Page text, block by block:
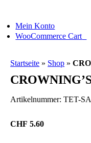
content
Mein Konto
WooCommerce Cart0
Startseite » Shop »
Artikelnummer:TET-
CHF 5.60